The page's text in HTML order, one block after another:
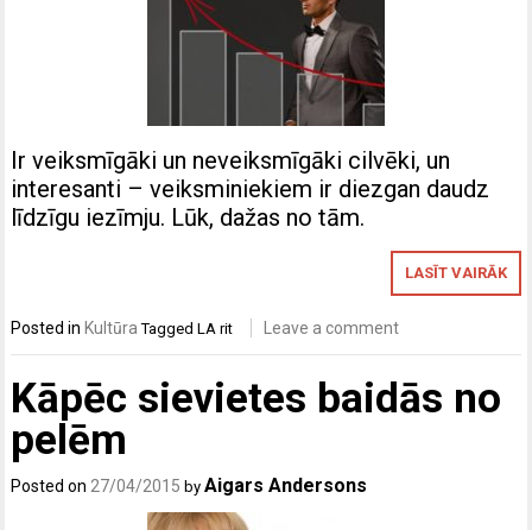
Ir veiksmīgāki un neveiksmīgāki cilvēki, un
interesanti – veiksminiekiem ir diezgan daudz
līdzīgu iezīmju. Lūk, dažas no tām.
LASĪT VAIRĀK
Posted in Kultūra TaggedLA rit Leave a comment
Kāpēc sievietes baidās no
pelēm
Posted on 27/04/2015 byAigars Andersons